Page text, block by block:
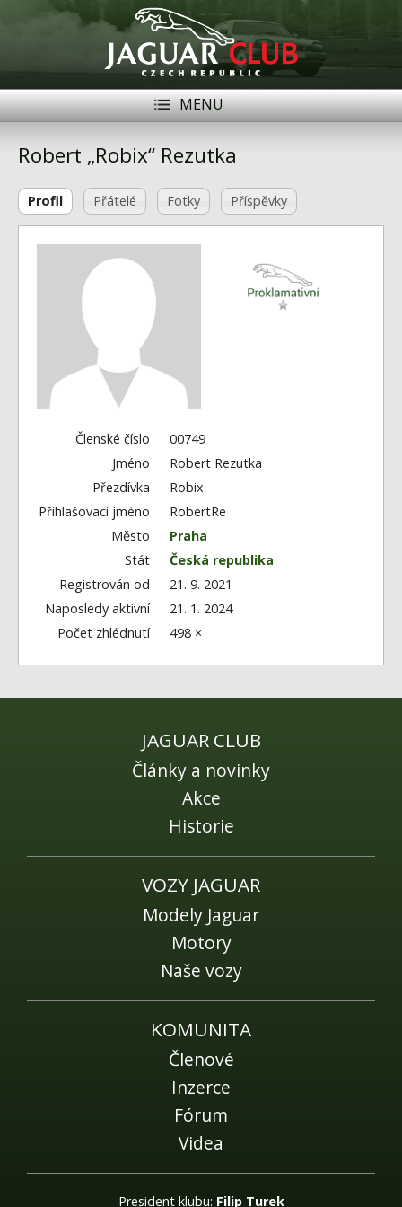
MENU
Modely Jaguar
Naše vozy
Fórum
Robert „Robix“ Rezutka
Profil Přátelé Fotky Příspěvky
Členské číslo
00749
Jméno
Robert Rezutka
Přezdívka
Robix
Přihlašovací jméno
RobertRe
Město
Praha
Stát
Česká republika
Registrován od
21. 9. 2021
Naposledy aktivní
21. 1. 2024
Počet zhlédnutí
498 ×
JAGUAR CLUB
Články a novinky
Akce
Historie
VOZY JAGUAR
Modely Jaguar
Motory
Naše vozy
KOMUNITA
Členové
Inzerce
Fórum
Videa
President klubu: Filip Turek